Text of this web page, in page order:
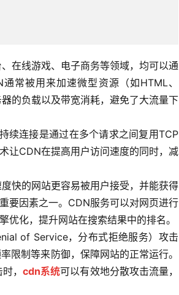
在线游戏、电子商务等领域，均可以通
常被用来加速微型资源（如HTML、
的负载以及带宽消耗，避免了大流量下
续连接是通过在多个请求之间复用TCP
让CDN在提高用户访问速度的同时，减
快的网站更容易被用户接受，并能获得
要因素之一。CDN服务可以对网页进行
化，提升网站在搜索结果中的排名。
of Service，分布式拒绝服务）攻击
限制等来防御，保障网站的正常运行。
时，cdn系统可以有效地分散攻击流量，